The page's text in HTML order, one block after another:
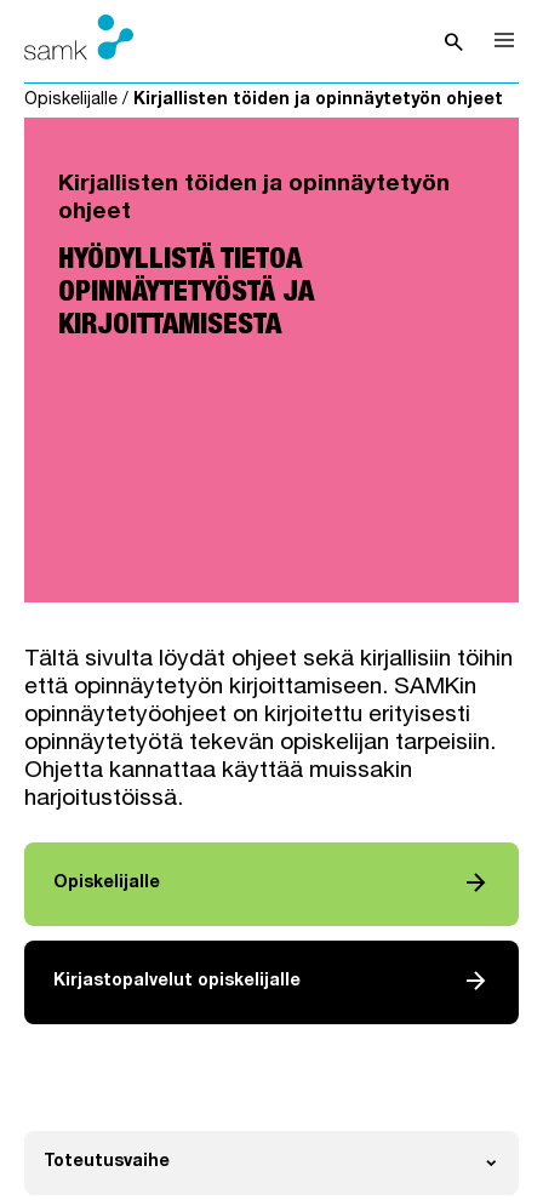
Siirry sisältöön
searchAvaa haku
Opiskelijalle / Kirjallisten töiden ja opinnäytetyön ohjeet
Kirjallisten töiden ja opinnäytetyön
ohjeet
HYÖDYLLISTÄ TIETOA
OPINNÄYTETYÖSTÄ JA
KIRJOITTAMISESTA
Tältä sivulta löydät ohjeet sekä kirjallisiin töihin
että opinnäytetyön kirjoittamiseen. SAMKin
opinnäytetyöohjeet on kirjoitettu erityisesti
opinnäytetyötä tekevän opiskelijan tarpeisiin.
Ohjetta kannattaa käyttää muissakin
harjoitustöissä.
Opiskelijalle arrow_forward
Kirjastopalvelut opiskelijalle arrow_forward
Toteutusvaihe expand_more